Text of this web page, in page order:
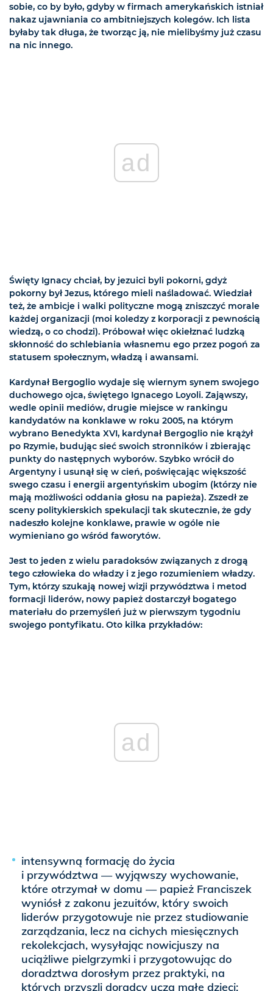
sobie, co by było, gdyby w firmach amerykańskich istniał
nakaz ujawniania co ambitniejszych kolegów. Ich lista
byłaby tak długa, że tworząc ją, nie mielibyśmy już czasu
na nic innego.
ad
Święty Ignacy chciał, by jezuici byli pokorni, gdyż
pokorny był Jezus, którego mieli naśladować. Wiedział
też, że ambicje i walki polityczne mogą zniszczyć morale
każdej organizacji (moi koledzy z korporacji z pewnością
wiedzą, o co chodzi). Próbował więc okiełznać ludzką
skłonność do schlebiania własnemu ego przez pogoń za
statusem społecznym, władzą i awansami.
Kardynał Bergoglio wydaje się wiernym synem swojego
duchowego ojca, świętego Ignacego Loyoli. Zająwszy,
wedle opinii mediów, drugie miejsce w rankingu
kandydatów na konklawe w roku 2005, na którym
wybrano Benedykta XVI, kardynał Bergoglio nie krążył
po Rzymie, budując sieć swoich stronników i zbierając
punkty do następnych wyborów. Szybko wrócił do
Argentyny i usunął się w cień, poświęcając większość
swego czasu i energii argentyńskim ubogim (którzy nie
mają możliwości oddania głosu na papieża). Zszedł ze
sceny politykierskich spekulacji tak skutecznie, że gdy
nadeszło kolejne konklawe, prawie w ogóle nie
wymieniano go wśród faworytów.
Jest to jeden z wielu paradoksów związanych z drogą
tego człowieka do władzy i z jego rozumieniem władzy.
Tym, którzy szukają nowej wizji przywództwa i metod
formacji liderów, nowy papież dostarczył bogatego
materiału do przemyśleń już w pierwszym tygodniu
swojego pontyfikatu. Oto kilka przykładów:
ad
intensywną formację do życia
i przywództwa — wyjąwszy wychowanie,
które otrzymał w domu — papież Franciszek
wyniósł z zakonu jezuitów, który swoich
liderów przygotowuje nie przez studiowanie
zarządzania, lecz na cichych miesięcznych
rekolekcjach, wysyłając nowicjuszy na
uciążliwe pielgrzymki i przygotowując do
doradztwa dorosłym przez praktyki, na
których przyszli doradcy uczą małe dzieci;